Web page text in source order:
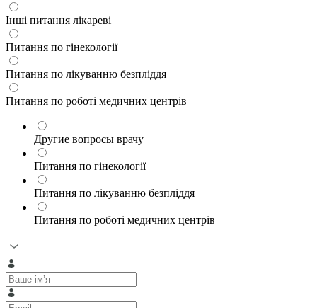
Інші питання лікареві
Питання по гінекології
Питання по лікуванню безпліддя
Питання по роботі медичних центрів
Другие вопросы врачу
Питання по гінекології
Питання по лікуванню безпліддя
Питання по роботі медичних центрів